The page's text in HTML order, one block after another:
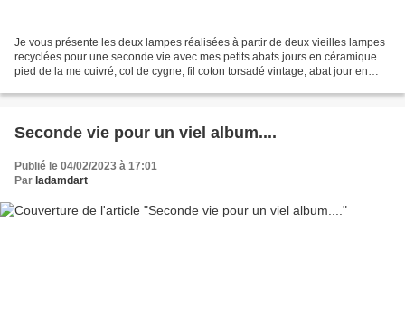
Je vous présente les deux lampes réalisées à partir de deux vieilles lampes
recyclées pour une seconde vie avec mes petits abats jours en céramique.
pied de la me cuivré, col de cygne, fil coton torsadé vintage, abat jour en
Seconde vie pour un viel album....
Publié le 04/02/2023 à 17:01
Par ladamdart